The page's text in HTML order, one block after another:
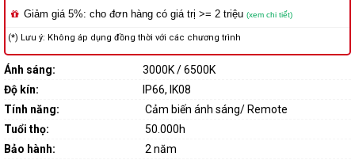
Giảm giá 5%: cho đơn hàng có giá trị >= 2 triệu (xem chi tiết)
(*) Lưu ý: Không áp dụng đồng thời với các chương trình
Ánh sáng:
3000K / 6500K
Độ kín:
IP66, IK08
Tính năng:
Cảm biến ánh sáng/ Remote
Tuổi thọ:
50.000h
Bảo hành:
2 năm